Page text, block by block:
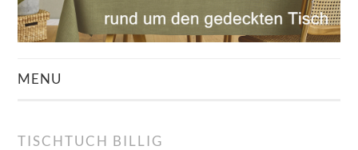
MENU
TISCHTUCH BILLIG